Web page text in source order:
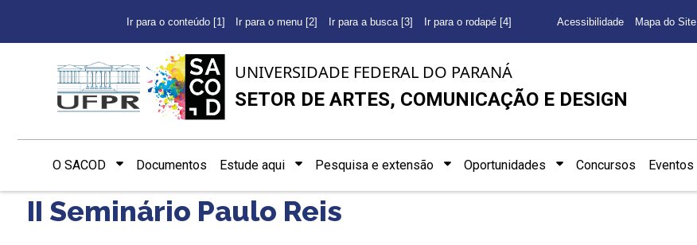
Ir para o conteúdo [1] Ir para o menu [2] Ir para a busca [3] Ir para o rodapé [4] Acessibilidade Mapa do Site
UNIVERSIDADE FEDERAL DO PARANÁ
SETOR DE ARTES, COMUNICAÇÃO E DESIGN
O SACOD Documentos Estude aqui Pesquisa e extensão Oportunidades Concursos Eventos
II Seminário Paulo Reis